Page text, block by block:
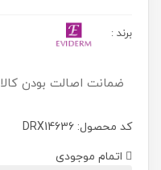
برند :
ضمانت اصالت بودن کالا
کد محصول: DRX14636
اتمام موجودی